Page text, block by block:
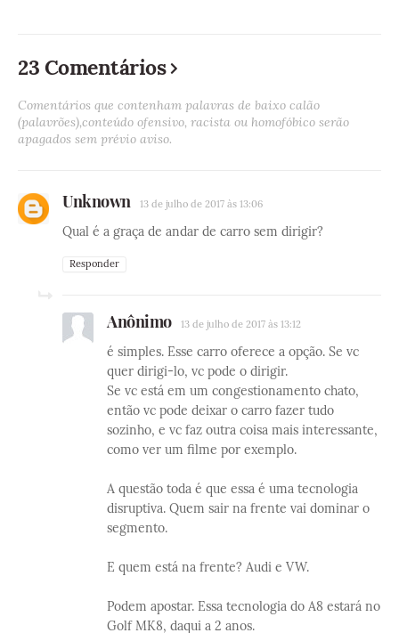
23 Comentários
Comentários que contenham palavras de baixo calão
(palavrões),conteúdo ofensivo, racista ou homofóbico serão
apagados sem prévio aviso.
Unknown 13 de julho de 2017 às 13:06
Qual é a graça de andar de carro sem dirigir?
Responder
Anônimo 13 de julho de 2017 às 13:12
é simples. Esse carro oferece a opção. Se vc
quer dirigi-lo, vc pode o dirigir.
Se vc está em um congestionamento chato,
então vc pode deixar o carro fazer tudo
sozinho, e vc faz outra coisa mais interessante,
como ver um filme por exemplo.
A questão toda é que essa é uma tecnologia
disruptiva. Quem sair na frente vai dominar o
segmento.
E quem está na frente? Audi e VW.
Podem apostar. Essa tecnologia do A8 estará no
Golf MK8, daqui a 2 anos.